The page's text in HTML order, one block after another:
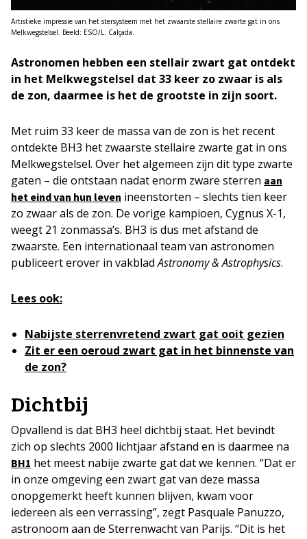
Artistieke impressie van het stersysteem met het zwaarste stellaire zwarte gat in ons
Melkwegstelsel. Beeld: ESO/L. Calçada.
Astronomen hebben een stellair zwart gat ontdekt
in het Melkwegstelsel dat 33 keer zo zwaar is als
de zon, daarmee is het de grootste in zijn soort.
Met ruim 33 keer de massa van de zon is het recent
ontdekte BH3 het zwaarste stellaire zwarte gat in ons
Melkwegstelsel. Over het algemeen zijn dit type zwarte
gaten – die ontstaan nadat enorm zware sterren aan
het eind van hun leven ineenstorten – slechts tien keer
zo zwaar als de zon. De vorige kampioen, Cygnus X-1,
weegt 21 zonmassa’s. BH3 is dus met afstand de
zwaarste. Een internationaal team van astronomen
publiceert erover in vakbladAstronomy & Astrophysics.
Lees ook:
Nabijste sterrenvretend zwart gat ooit gezien
Zit er een oeroud zwart gat in het binnenste van
de zon?
Dichtbij
Opvallend is dat BH3 heel dichtbij staat. Het bevindt
zich op slechts 2000 lichtjaar afstand en is daarmee na
BH1 het meest nabije zwarte gat dat we kennen. “Dat er
in onze omgeving een zwart gat van deze massa
onopgemerkt heeft kunnen blijven, kwam voor
iedereen als een verrassing”, zegt Pasquale Panuzzo,
astronoom aan de Sterrenwacht van Parijs. “Dit is het